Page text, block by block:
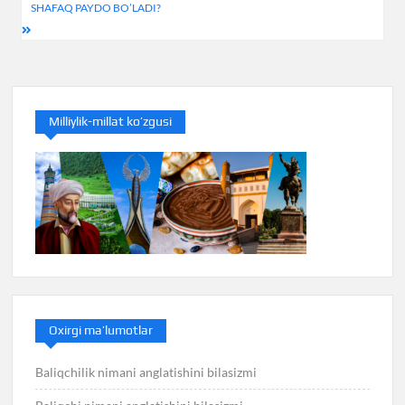
SHAFAQ PAYDO BO’LADI?
Milliylik-millat ko’zgusi
Oxirgi ma’lumotlar
Baliqchilik nimani anglatishini bilasizmi